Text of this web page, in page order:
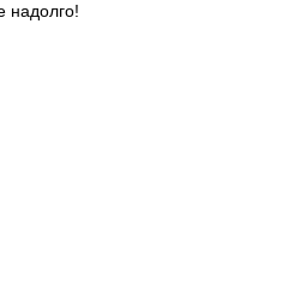
надолго!